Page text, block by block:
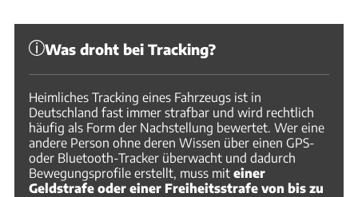
Was droht bei Tracking?
Heimliches Tracking eines Fahrzeugs ist in
Deutschland fast immer strafbar und wird rechtlich
häufig als Form der Nachstellung bewertet. Wer eine
andere Person ohne deren Wissen über einen GPS-
oder Bluetooth-Tracker überwacht und dadurch
Bewegungsprofile erstellt, muss mit einer
Geldstrafe oder einer Freiheitsstrafe von bis zu